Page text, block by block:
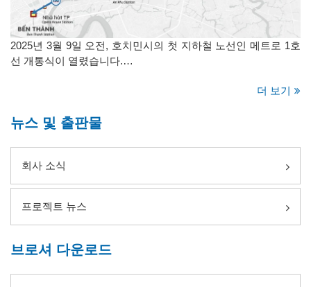
2025년 3월 9일 오전, 호치민시의 첫 지하철 노선인 메트로 1호
선 개통식이 열렸습니다.…
더 보기
뉴스 및 출판물
회사 소식
프로젝트 뉴스
브로셔 다운로드